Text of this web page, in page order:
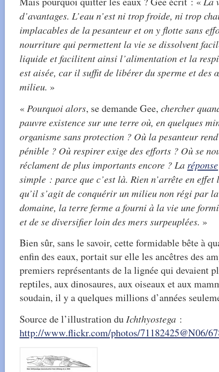
d’avantages. L’eau n’est ni trop froide, ni trop
implacables de la pesanteur et on y flotte sans
nourriture qui permettent la vie se dissolvent
liquide et facilitent ainsi l’alimentation et la
est aisée, car il suffit de libérer du sperme et des
milieu. »
« Pourquoi alors, se demande Gee, chercher
pauvre existence sur une terre où, en quelques
organisme sans protection ? Où la pesanteur
pénible ? Où respirer exige des efforts ? Où se
réclament de plus importants encore ? La réponse
simple : parce que c’est là. Rien n’arrête en effet
qu’il s’agit de conquérir un milieu non régi par
domaine, la terre ferme a fourni à la vie une
et de se diversifier loin des mers surpeuplées. »
Bien sûr, sans le savoir, cette formidable bête à
enfin des eaux, portait sur elle les ancêtres des
premiers représentants de la lignée qui devaient
reptiles, aux dinosaures, aux oiseaux et aux
soudain, il y a quelques millions d’années
Source de l’illustration du Ichthyostega :
http://www.flickr.com/photos/71182425@N06/